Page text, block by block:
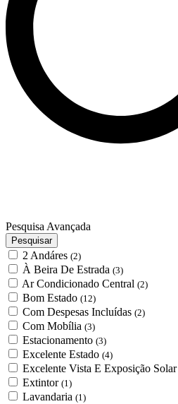
Pesquisa Avançada
Pesquisar
2 Andáres (2)
À Beira De Estrada (3)
Ar Condicionado Central (2)
Bom Estado (12)
Com Despesas Incluídas (2)
Com Mobília (3)
Estacionamento (3)
Excelente Estado (4)
Excelente Vista E Exposição Solar
Extintor (1)
Lavandaria (1)